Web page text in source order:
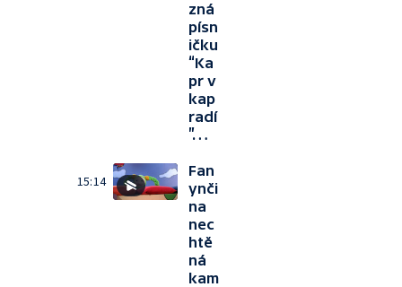
zná
písn
ičku
“Ka
pr v
kap
radí
”…
15:14
Fan
ynči
na
nec
htě
ná
kam